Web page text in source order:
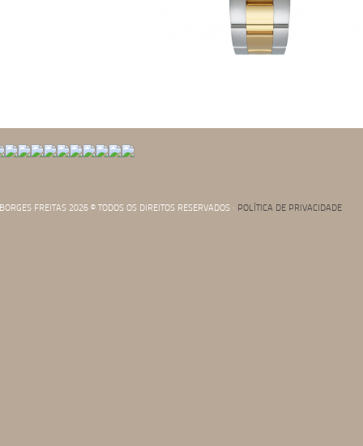
FREITAS 2026 © TODOS OS DIREITOS RESERVADOS · POLÍTICA DE PRIVACIDADE